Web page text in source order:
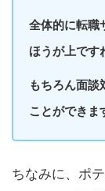
全体的に転職
ほうが上です
もちろん面談
ことができま
ちなみに、ポ